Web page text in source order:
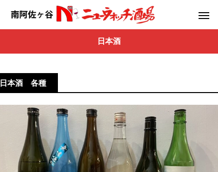
日本酒
日本酒 各種